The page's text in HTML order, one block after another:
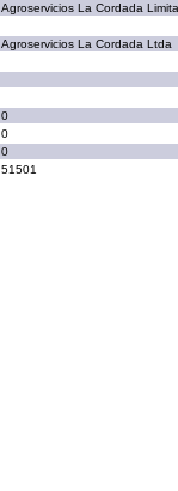
Agroservicios La Cordada
Agroservicios La Cordada Ltda
0
0
0
51501